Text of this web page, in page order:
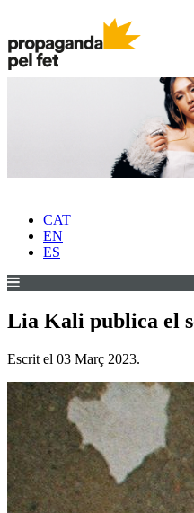
CAT
EN
ES
Lia Kali publica el
Escrit el 03 Març 2023.